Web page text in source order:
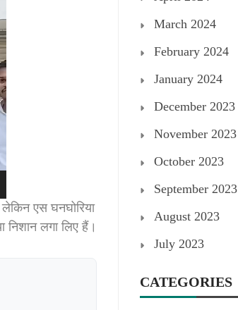
लेकिन एस घनघोरिया
लगा लिए हैं।
March 2024
February 2024
January 2024
December 2023
November 2023
October 2023
September 2023
August 2023
July 2023
CATEGORIES